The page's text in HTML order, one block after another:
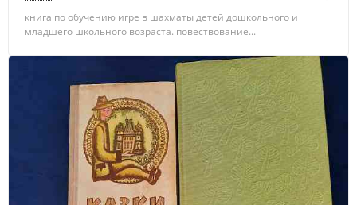
книга по обучению игре в шахматы детей дошкольного и
младшего школьного возраста. повествование...